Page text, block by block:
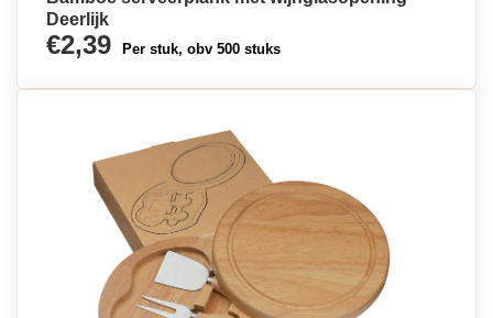
Deerlijk
€2,39 Per stuk, obv 500 stuks